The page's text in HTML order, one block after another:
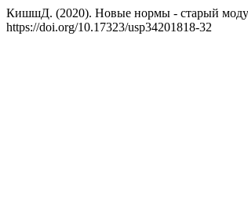
КишшД. (2020). Новые нормы - старый
https://doi.org/10.17323/usp34201818-32